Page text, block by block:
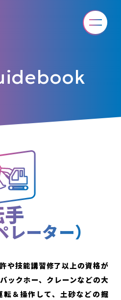
レーター）
や技能講習修了以上の資格が
ックホー、クレーンなどの大
＆操作して、土砂などの掘